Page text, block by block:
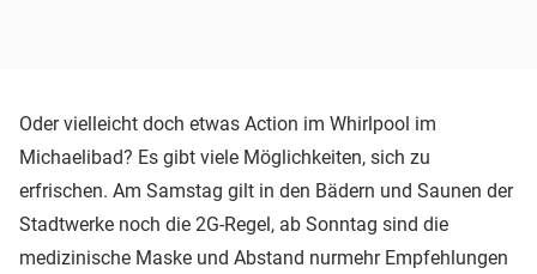
Oder vielleicht doch etwas Action im Whirlpool im
Michaelibad? Es gibt viele Möglichkeiten, sich zu
erfrischen. Am Samstag gilt in den Bädern und Saunen der
Stadtwerke noch die 2G-Regel, ab Sonntag sind die
medizinische Maske und Abstand nurmehr Empfehlungen